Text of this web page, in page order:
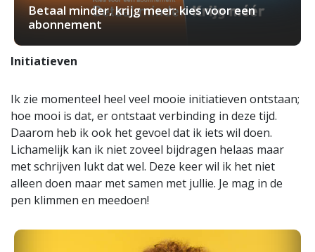
Betaal minder, krijg meer: kies voor een
abonnement
Initiatieven
Ik zie momenteel heel veel mooie initiatieven ontstaan;
hoe mooi is dat, er ontstaat verbinding in deze tijd.
Daarom heb ik ook het gevoel dat ik iets wil doen.
Lichamelijk kan ik niet zoveel bijdragen helaas maar
met schrijven lukt dat wel. Deze keer wil ik het niet
alleen doen maar met samen met jullie. Je mag in de
pen klimmen en meedoen!